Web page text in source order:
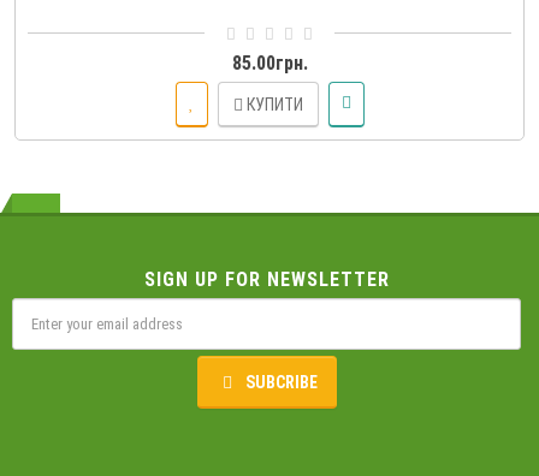
85.00грн.
КУПИТИ
SIGN UP FOR NEWSLETTER
SUBCRIBE